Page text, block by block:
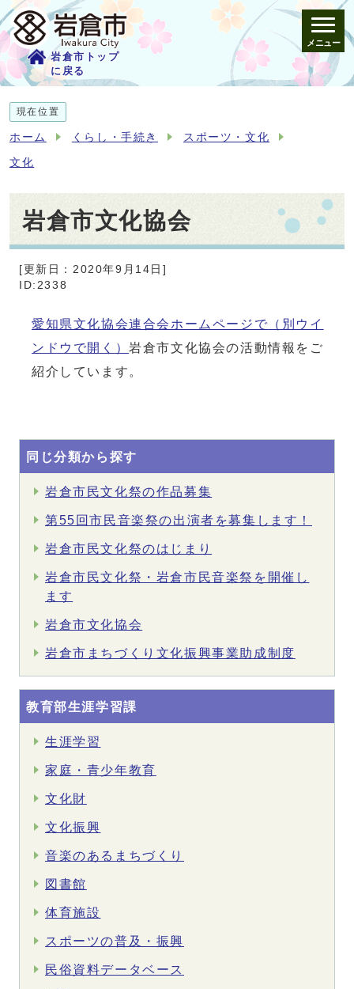
岩倉市トップ
に戻る
メニュー
現在位置
ホーム くらし・手続き スポーツ・文化
文化
岩倉市文化協会
[更新日：2020年9月14日]
ID:2338
愛知県文化協会連合会ホームページで （別ウイ
ンドウで開く）岩倉市文化協会の活動情報をご
紹介しています。
同じ分類から探す
岩倉市民文化祭の作品募集
第55回市民音楽祭の出演者を募集します！
岩倉市民文化祭のはじまり
岩倉市民文化祭・岩倉市民音楽祭を開催し
ます
岩倉市文化協会
岩倉市まちづくり文化振興事業助成制度
教育部生涯学習課
生涯学習
家庭・青少年教育
文化財
文化振興
音楽のあるまちづくり
図書館
体育施設
スポーツの普及・振興
民俗資料データベース